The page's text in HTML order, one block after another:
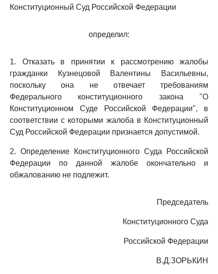
Конституционный Суд Российской Федерации
определил:
1. Отказать в принятии к рассмотрению жалобы
гражданки Кузнецовой Валентины Васильевны,
поскольку она не отвечает требованиям
Федерального конституционного закона "О
Конституционном Суде Российской Федерации", в
соответствии с которыми жалоба в Конституционный
Суд Российской Федерации признается допустимой.
2. Определение Конституционного Суда Российской
Федерации по данной жалобе окончательно и
обжалованию не подлежит.
Председатель
Конституционного Суда
Российской Федерации
В.Д.ЗОРЬКИН